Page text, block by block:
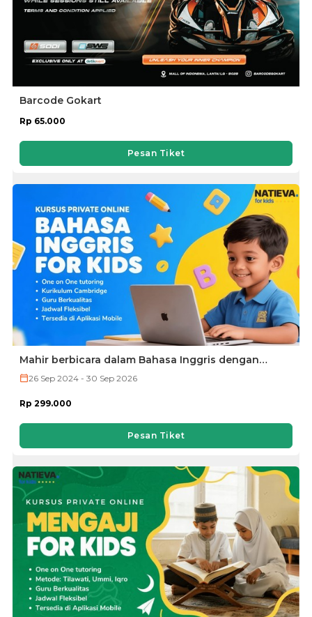
Barcode Gokart
Rp 65.000
Pesan Tiket
Mahir berbicara dalam Bahasa Inggris dengan
aksen native by Natieva
26 Sep 2024 - 30 Sep 2026
Rp 299.000
Pesan Tiket